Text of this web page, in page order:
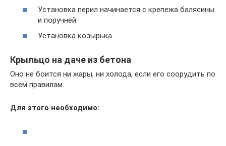
Установка перил начинается с крепежа балясины
и поручней.
Установка козырька.
Крыльцо на даче из бетона
Оно не боится ни жары, ни холода, если его соорудить по
всем правилам.
Для этого необходимо: